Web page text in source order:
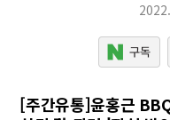
[주간유통]윤홍근